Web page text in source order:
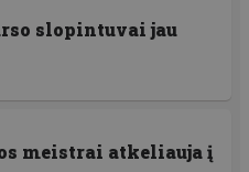
slopintuvai jau
meistrai atkeliauja į